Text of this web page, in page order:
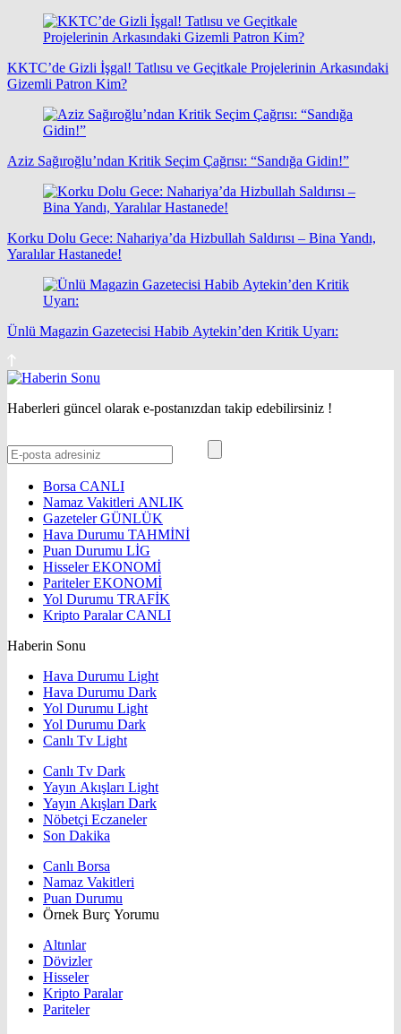
KKTC’de Gizli İşgal! Tatlısu ve Geçitkale Projelerinin Arkasındaki
Gizemli Patron Kim?
Aziz Sağıroğlu’ndan Kritik Seçim Çağrısı: “Sandığa Gidin!”
Korku Dolu Gece: Nahariya’da Hizbullah Saldırısı – Bina Yandı,
Yaralılar Hastanede!
Ünlü Magazin Gazetecisi Habib Aytekin’den Kritik Uyarı:
Haberleri güncel olarak e-postanızdan takip edebilirsiniz !
Borsa CANLI
Namaz Vakitleri ANLIK
GazetelerGÜNLÜK
Hava Durumu TAHMİNİ
Puan Durumu LİG
HisselerEKONOMİ
ParitelerEKONOMİ
Yol Durumu TRAFİK
Kripto ParalarCANLI
Haberin Sonu
Hava Durumu Light
Hava Durumu Dark
Yol Durumu Light
Yol Durumu Dark
Canlı Tv Light
Canlı Tv Dark
Yayın Akışları Light
Yayın Akışları Dark
Nöbetçi Eczaneler
Son Dakika
Canlı Borsa
Namaz Vakitleri
Puan Durumu
Örnek Burç Yorumu
Altınlar
Dövizler
Hisseler
Kripto Paralar
Pariteler